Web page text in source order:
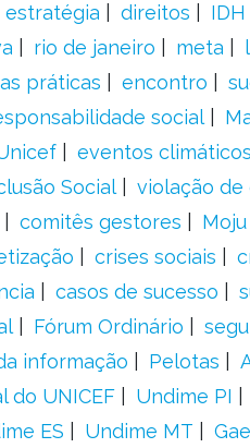
estratégia direitos IDH
rio de janeiro meta
práticas encontro
social
eventos climáticos
Social
violação de
comitês gestores
Moju
crises sociais
casos de sucesso
Fórum Ordinário
informação Pelotas
do UNICEF Undime PI
ES Undime MT